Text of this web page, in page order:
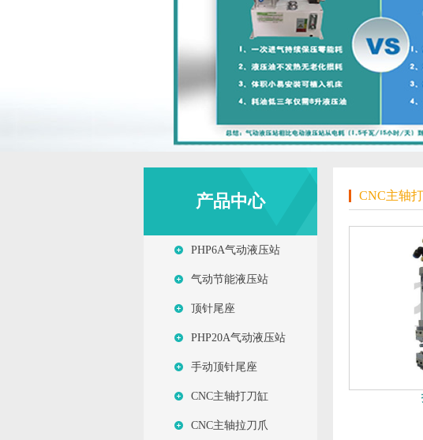
产品中心
PHP6A气动液压站
气动节能液压站
顶针尾座
PHP20A气动液压站
手动顶针尾座
CNC主轴打刀缸
CNC主轴拉刀爪
CNC主轴